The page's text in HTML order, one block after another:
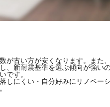
が古い方が安くなります。また
、新耐震基準を選ぶ傾向が強い
です。
しにくい・自分好みにリノベー